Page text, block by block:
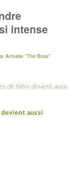
intense
Armelle "The Boss"
de bière devient aussi
devient aussi